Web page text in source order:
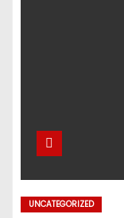
UNCATEGORIZED